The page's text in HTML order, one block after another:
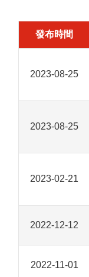
發布時間
2023-08-25
2023-08-25
2023-02-21
2022-12-12
2022-11-01